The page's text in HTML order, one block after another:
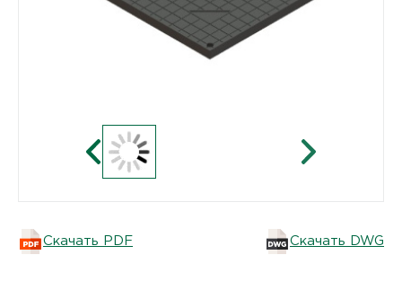
Скачать PDF Скачать DWG